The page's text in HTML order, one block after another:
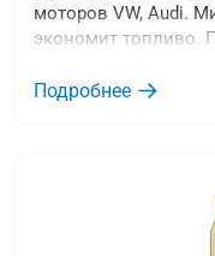
моторов VW, Audi.
экономит топливо.
Подробнее